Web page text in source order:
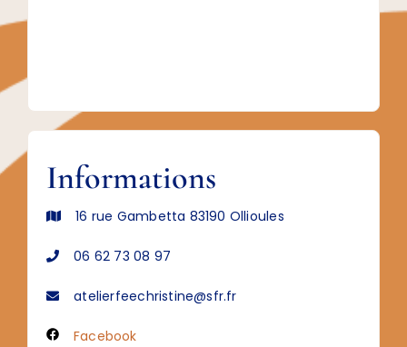
Informations
16 rue Gambetta 83190 Ollioules
06 62 73 08 97
atelierfeechristine@sfr.fr
Facebook